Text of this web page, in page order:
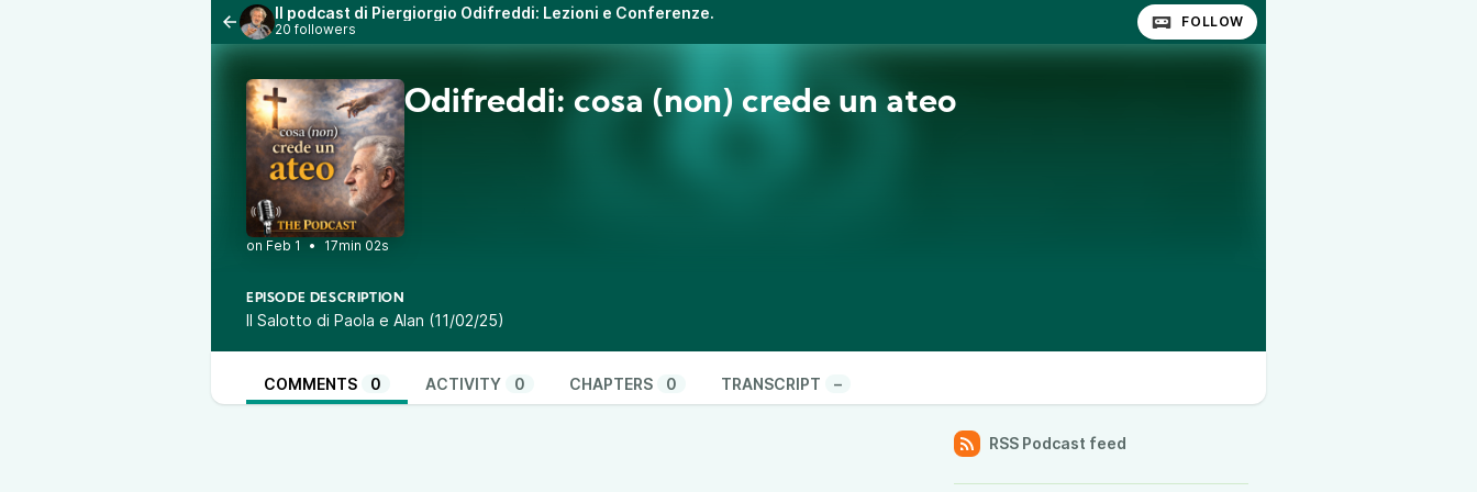
Il podcast di Piergiorgio Odifreddi: Lezioni e Conferenze.
20 followers FOLLOW
Odifreddi: cosa (non) crede un ateo
• 17min 02s
EPISODE DESCRIPTION
Il Salotto di Paola e Alan (11/02/25)
COMMENTS 0 ACTIVITY 0 CHAPTERS 0 TRANSCRIPT –
RSS Podcast feed